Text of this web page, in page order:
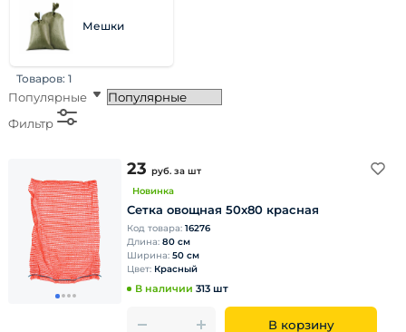
Мешки
Товаров: 1
Популярные
Фильтр
23 руб. за шт
Новинка
Сетка овощная 50х80 красная
Код товара: 16276
Длина: 80 см
Ширина: 50 см
Цвет: Красный
В наличии 313 шт
В корзину